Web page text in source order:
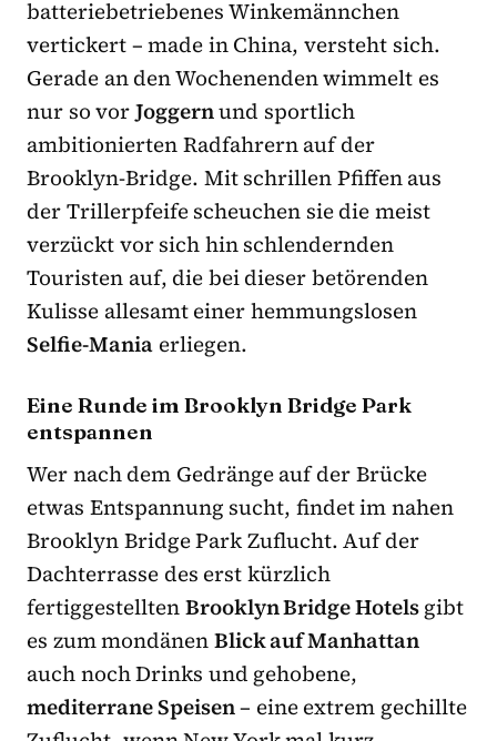
batteriebetriebenes Winkemännchen
vertickert – made in China, versteht sich.
Gerade an den Wochenenden wimmelt es
nur so vorJoggernund sportlich
ambitionierten Radfahrern auf der
Brooklyn-Bridge. Mit schrillen Pfiffen aus
der Trillerpfeife scheuchen sie die meist
verzückt vor sich hin schlendernden
Touristen auf, die bei dieser betörenden
Kulisse allesamt einer hemmungslosen
Selfie-Mania erliegen.
Eine Runde im Brooklyn Bridge Park
entspannen
Wer nach dem Gedränge auf der Brücke
etwas Entspannung sucht, findet im nahen
Brooklyn Bridge Park Zuflucht. Auf der
Dachterrasse des erst kürzlich
fertiggestelltenBrooklyn Bridge Hotelsgibt
es zum mondänenBlick auf Manhattan
auch noch Drinks und gehobene,
mediterrane Speisen– eine extrem gechillte